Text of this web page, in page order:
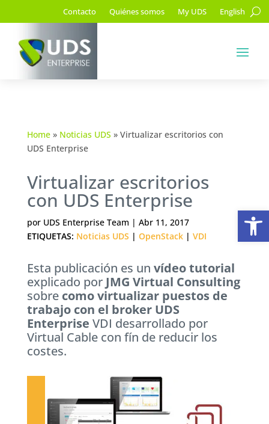
Contacto Quiénes somos My UDS English
Home» Noticias UDS » Virtualizar escritorios con
UDS Enterprise
Virtualizar escritorios
con UDS Enterprise
por UDS Enterprise Team | Abr 11, 2017
ETIQUETAS: Noticias UDS | OpenStack| VDI
Esta publicación es un vídeo tutorial
explicado por JMG Virtual Consulting
sobre como virtualizar puestos de
trabajo con el broker UDS
Enterprise VDI desarrollado por
Virtual Cable con fín de reducir los
costes.